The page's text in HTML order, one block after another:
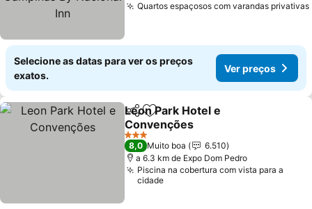
Quartos espaçosos com varandas privativas
Selecione as datas para ver os preços
exatos.
Ver preços
PartilharAdicionar aos favoritos
Leon Park Hotel e
Convenções
3 Estrelas
8,0 Muito boa
6.510
a 6.3 km de Expo Dom Pedro
Piscina na cobertura com vista para a
cidade